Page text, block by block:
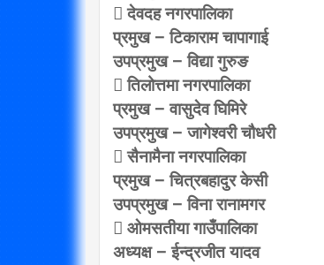
 देवदह नगरपालिका
प्रमुख – टिकाराम चापागाई
उपप्रमुख – विद्या गुरुङ
 तिलोत्तमा नगरपालिका
प्रमुख – वासुदेव घिमिरे
उपप्रमुख – जागेश्वरी चौधरी
 सैनामैना नगरपालिका
प्रमुख – चित्रबहादुर केसी
उपप्रमुख – विना रानामगर
 ओमसतीया गाउँपालिका
अध्यक्ष – ईन्द्रजीत यादव